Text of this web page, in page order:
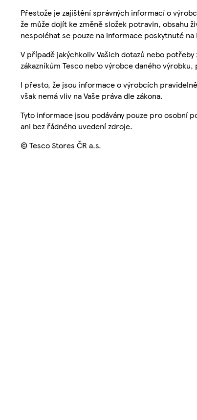
Přestože je zajištění správných informací o
že může dojít ke změně složek potravin, obsahu
nespoléhat se pouze na informace poskytnuté
V případě jakýchkoliv Vašich dotazů nebo
zákazníkům Tesco nebo výrobce daného
I přesto, že jsou informace o výrobcích
však nemá vliv na Vaše práva dle zákona.
Tyto informace jsou podávány pouze pro osobní
ani bez řádného uvedení zdroje.
© Tesco Stores ČR a.s.